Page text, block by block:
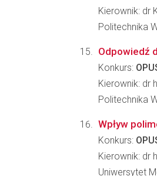
Kierownik: dr
Politechnika
Odpowiedź
Konkurs:
Kierownik: dr
Politechnika
Wpływ
Konkurs:
Kierownik: dr
Uniwersytet